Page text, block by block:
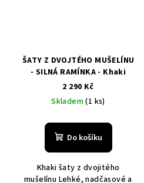
ŠATY Z DVOJTÉHO MUŠELÍNU
- SILNÁ RAMÍNKA - Khaki
2 290 Kč
Skladem(1 ks)
Do košíku
Khaki šaty z dvojitého
mušelínu Lehké, nadčasové a